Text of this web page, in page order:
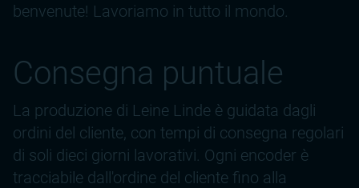
benvenute! Lavoriamo in tutto il mondo.
Consegna puntuale
La produzione di Leine Linde è guidata dagli
ordini del cliente, con tempi di consegna regolari
di soli dieci giorni lavorativi. Ogni encoder è
tracciabile dall'ordine del cliente fino alla